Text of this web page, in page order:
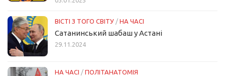
ВІСТІ З ТОГО СВІТУ / НА ЧАСІ
Сатанинський шабаш у Астані
29.11.2024
НА ЧАСІ / ПОЛІТАНАТОМІЯ